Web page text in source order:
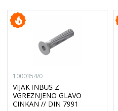
1000354/0
VIJAK INBUS Z
VGREZNJENO GLAVO
CINKAN // DIN 7991